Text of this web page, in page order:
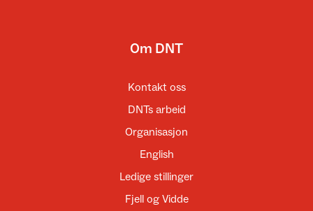
Om DNT
Kontakt oss
DNTs arbeid
Organisasjon
English
Ledige stillinger
Fjell og Vidde